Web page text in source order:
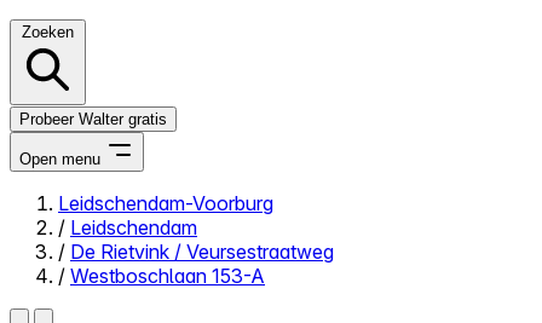
Zoeken
Probeer Walter gratis
Open menu
Close menu
Leidschendam-Voorburg
/ Leidschendam
/ De Rietvink / Veursestraatweg
/ Westboschlaan 153-A